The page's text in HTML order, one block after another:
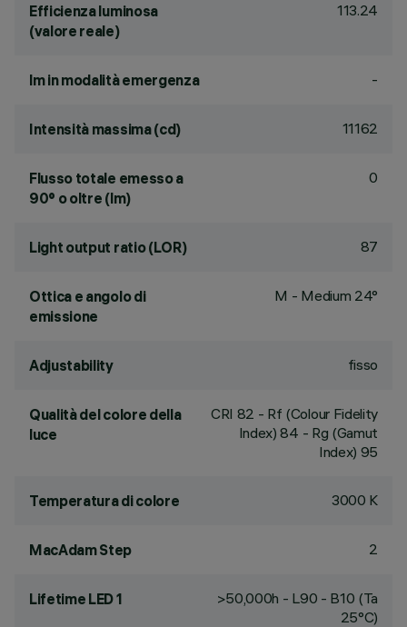
Efficienza luminosa
(valore reale)
113.24
lm in modalità emergenza -
Intensità massima (cd) 11162
Flusso totale emesso a
90° o oltre (lm)
0
Light output ratio (LOR) 87
Ottica e angolo di
emissione
M - Medium 24°
Adjustability fisso
Qualità del colore della
luce
CRI 82 - Rf (Colour Fidelity
Index) 84 - Rg (Gamut
Index) 95
Temperatura di colore 3000 K
MacAdam Step 2
Lifetime LED 1
>50,000h - L90 - B10 (Ta
25°C)